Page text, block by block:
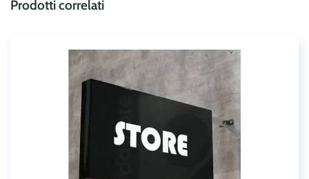
Prodotti correlati